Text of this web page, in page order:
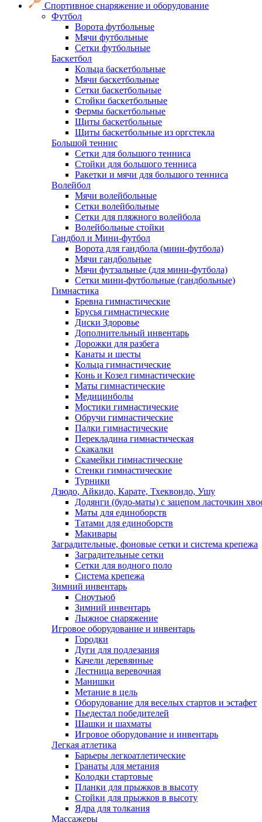
Спортивное снаряжение и оборудование
Футбол
Ворота футбольные
Мячи футбольные
Сетки футбольные
Баскетбол
Кольца баскетбольные
Мячи баскетбольные
Сетки баскетбольные
Стойки баскетбольные
Фермы баскетбольные
Щиты баскетбольные
Щиты баскетбольные из оргстекла
Большой теннис
Сетки для большого тенниса
Стойки для большого тенниса
Ракетки и мячи для большого тенниса
Волейбол
Мячи волейбольные
Сетки волейбольные
Сетки для пляжного волейбола
Волейбольные стойки
Гандбол и Мини-футбол
Ворота для гандбола (мини-футбола)
Мячи гандбольные
Мячи футзальные (для мини-футбола)
Сетки мини-футбольные (гандбольные)
Гимнастика
Бревна гимнастические
Брусья гимнастические
Диски Здоровье
Дополнительный инвентарь
Дорожки для разбега
Канаты и шесты
Кольца гимнастические
Конь и Козел гимнастические
Маты гимнастические
Медицинболы
Мостики гимнастические
Обручи гимнастические
Палки гимнастические
Перекладина гимнастическая
Скакалки
Скамейки гимнастические
Стенки гимнастические
Турники
Дзюдо, Айкидо, Карате, Тхеквондо, Ушу
Додянги (будо-маты) с зацепом ласточкин
Маты для единоборств
Татами для единоборств
Макивары
Заградительные, фоновые сетки и система крепежа
Заградительные сетки
Сетки для водного поло
Система крепежа
Зимний инвентарь
Сноутьюб
Зимний инвентарь
Лыжное снаряжение
Игровое оборудование и инвентарь
Городки
Дуги для подлезания
Качели деревянные
Лестница веревочная
Манишки
Метание в цель
Оборудование для веселых стартов и эстафет
Пьедестал победителей
Шашки и шахматы
Игровое оборудование и инвентарь
Легкая атлетика
Барьеры легкоатлетические
Гранаты для метания
Колодки стартовые
Планки для прыжков в высоту
Стойки для прыжков в высоту
Ядра для толкания
Массажеры